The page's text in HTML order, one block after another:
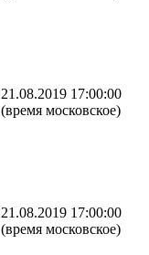
21.08.2019 17:00:00
(время московское)
21.08.2019 17:00:00
(время московское)